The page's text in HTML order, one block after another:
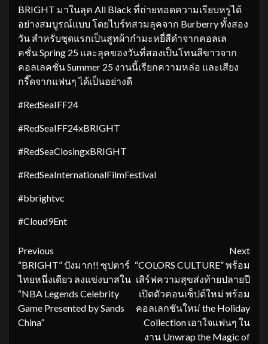
BRIGHT มาในลุค All Black ที่ถ่ายทอดความเรียบหรูได้
อย่างสมบูรณ์แบบ โดยไบร์ทสวมลุคจาก Burberry ทั้งสอง
วัน สำหรับชุดแรกเป็นสูทผ้ากำมะหยี่สีดำจากคอลเล
คชั่น Spring 25 และลุคของวันที่สองเป็นโทนสีขาวจาก
คอลเลคชั่น Summer 25 งานนี้เรียกความหล่อ และเสียง
กรี๊ดจากแฟนๆ ได้เป็นอย่างดี
#RedSeaIFF24
#RedSeaIFF24xBRIGHT
#RedSeaClosingxBRIGHT
#RedSeaInternationalFilmFestival
#bbrightvc
#Cloud9Ent
Continue
Reading
Previous
“BRIGHT” ปังมาก!! ซุปตาร์
ไทยหนึ่งเดียว ลงแข่งบาสใน
“NBA Legends Celebrity
Game Presented by Sands
China”
Next
“COLORS CULTURE” พร้อม
เสิร์ฟความสุขส่งท้ายปลายปี
เปิดตัวคอนเซ็ปต์ใหม่ พร้อม
คอลเลกชันใหม่ the Holiday
Collection เอาใจแฟนๆ ใน
งาน Unwrap the Magic of